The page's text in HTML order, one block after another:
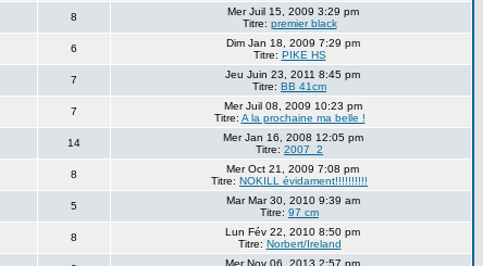
8
Mer Juil 15, 2009 3:29 pm
Titre: premier black
6
Dim Jan 18, 2009 7:29 pm
Titre: PIKE HS
7
Jeu Juin 23, 2011 8:45 pm
Titre: BB 41cm
7
Mer Juil 08, 2009 10:23 pm
Titre: A la prochaine ma belle !
14
Mer Jan 16, 2008 12:05 pm
Titre: 2007_2
8
Mer Oct 21, 2009 7:08 pm
Titre: NOKILL évidament!!!!!!!!!!
5
Mar Mar 30, 2010 9:39 am
Titre: 97 cm
8
Lun Fév 22, 2010 8:50 pm
Titre: Norbert/Ireland
Mer Nov 06, 2013 2:57 pm